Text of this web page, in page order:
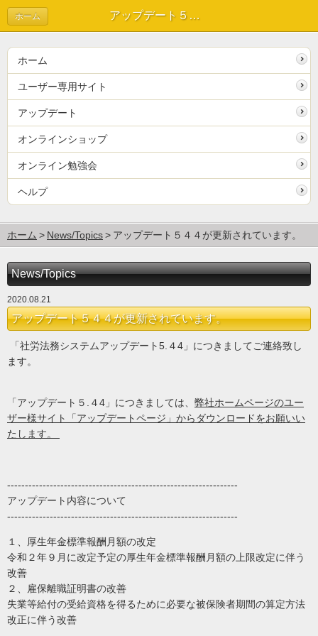
アップデート５４４が更新されています。 | News/Topics
ホーム
ホーム
ユーザー専用サイト
アップデート
オンラインショップ
オンライン勉強会
ヘルプ
ホーム News/Topics アップデート５４４が更新されています。
News/Topics
2020.08.21
アップデート５４４が更新されています。
「社労法務システムアップデート5.４4」につきましてご連絡致し
ます。
「アップデート５.４4」につきましては、 弊社ホームページのユー
ザー様サイト「アップデートページ」からダウンロードをお願いい
たします。
-----------------------------------------------------------------
アップデート内容について
-----------------------------------------------------------------
１、厚生年金標準報酬月額の改定
令和２年９月に改定予定の厚生年金標準報酬月額の上限改定に伴う
改善
２、雇保離職証明書の改善
失業等給付の受給資格を得るために必要な被保険者期間の算定方法
改正に伴う改善